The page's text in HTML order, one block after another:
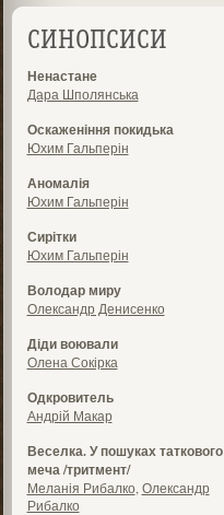
СИНОПСИСИ
Ненастане
Дара Шполянська
Оскаженіння покидька
Юхим Гальперін
Аномалія
Юхим Гальперін
Сирітки
Юхим Гальперін
Володар миру
Олександр Денисенко
Діди воювали
Олена Сокірка
Одкровитель
Андрій Макар
Веселка. У пошуках таткового
меча /тритмент/
Меланія Рибалко Олександр
Рибалко